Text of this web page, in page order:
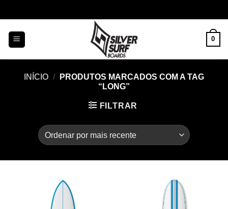
to
content
0
INÍCIO /
PRODUTOS MARCADOS COM A TAG
“LONG”
FILTRAR